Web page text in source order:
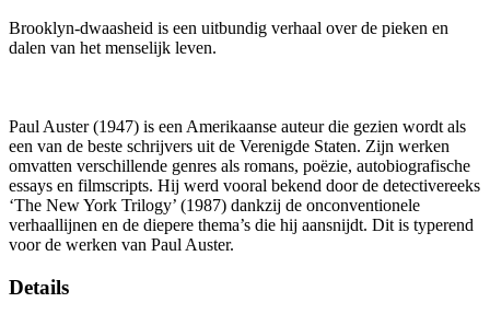
Brooklyn-dwaasheid is een uitbundig verhaal over de pieken en
dalen van het menselijk leven.
Paul Auster (1947) is een Amerikaanse auteur die gezien wordt als
een van de beste schrijvers uit de Verenigde Staten. Zijn werken
omvatten verschillende genres als romans, poëzie, autobiografische
essays en filmscripts. Hij werd vooral bekend door de detectivereeks
‘The New York Trilogy’ (1987) dankzij de onconventionele
verhaallijnen en de diepere thema’s die hij aansnijdt. Dit is typerend
voor de werken van Paul Auster.
Details